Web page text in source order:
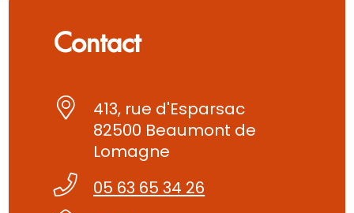
Contact
413, rue d'Esparsac
82500 Beaumont de
Lomagne
05 63 65 34 26